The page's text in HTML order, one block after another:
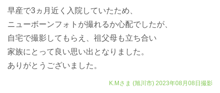
早産で3ヵ月近く入院していたため、
ニューボーンフォトが撮れるか心配でしたが、
自宅で撮影してもらえ、祖父母も立ち合い
家族にとって良い思い出となりました。
ありがとうございました。
K.Mさま (旭川市) 2023年08月08日撮影